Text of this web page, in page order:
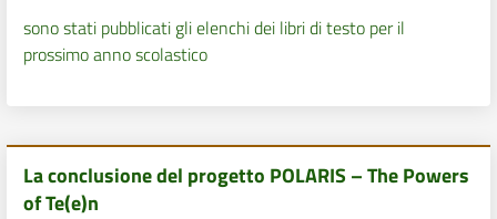
sono stati pubblicati gli elenchi dei libri di testo per il
prossimo anno scolastico
La conclusione del progetto POLARIS – The Powers
of Te(e)n